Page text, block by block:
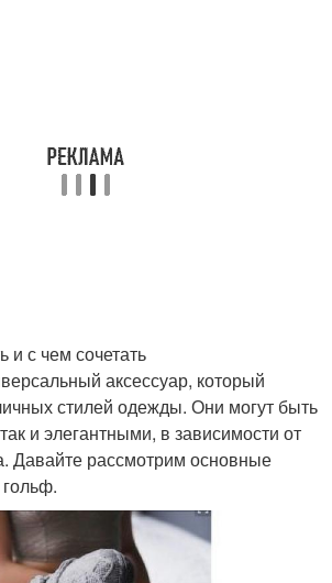
Экстравагантная мода
и с чем сочетать
аксессуар, который
стилей одежды. Они могут быть
и элегантными, в зависимости от
Давайте рассмотрим основные